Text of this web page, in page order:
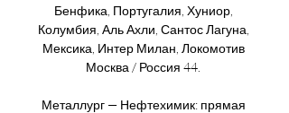
Бенфика, Португалия, Хуниор,
Колумбия, Аль Ахли, Сантос Лагуна,
Мексика, Интер Милан, Локомотив
Москва / Россия 44.
Металлург — Нефтехимик: прямая